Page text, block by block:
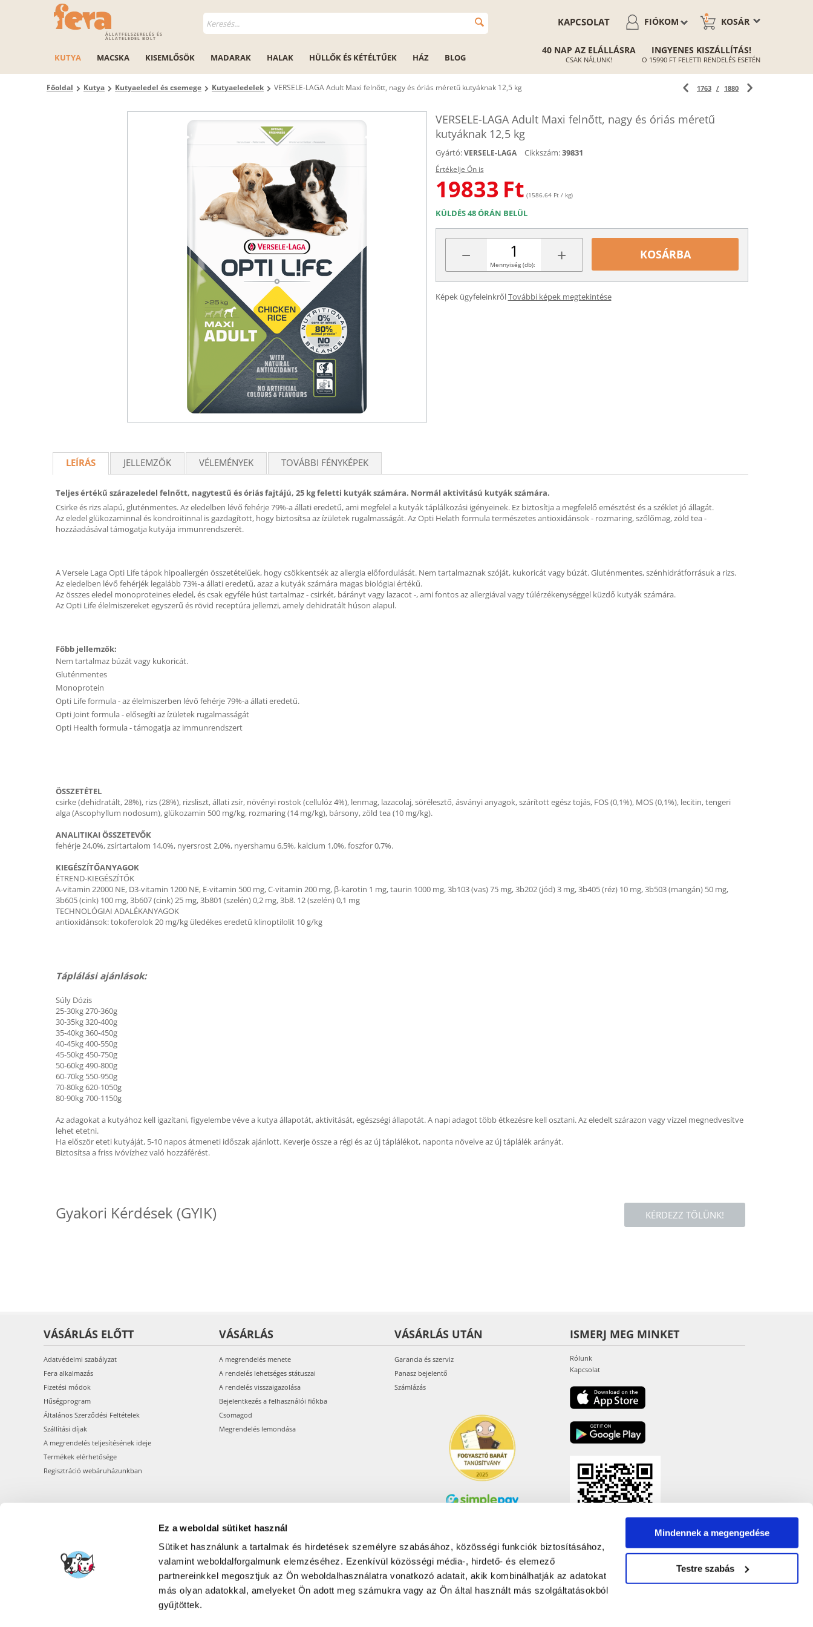
Ez a weboldal sütiket használ
Sütiket használunk a tartalmak és hirdetések személyre szabásához, közösségi funkciók biztosításához,
valamint weboldalforgalmunk elemzéséhez. Ezenkívül közösségi média-, hirdető- és elemező
partnereinkkel megosztjuk az Ön weboldalhasználatra vonatkozó adatait, akik kombinálhatják az adatokat
más olyan adatokkal, amelyeket Ön adott meg számukra vagy az Ön által használt más szolgáltatásokból
gyűjtöttek.
Mindennek a megengedése
Testre szabás
ÁLLATFELSZERELÉS ÉS
ÁLLATELEDEL BOLT
KOSÁR
0
FIÓKOM
KAPCSOLAT
KUTYA MACSKA KISEMLŐSÖK MADARAK HALAK HÜLLŐK ÉS KÉTÉLTŰEK HÁZ BLOG
40 NAP AZ ELÁLLÁSRA
CSAK NÁLUNK!
INGYENES KISZÁLLÍTÁS!
O 15990 FT FELETTI RENDELÉS ESETÉN
Főoldal Kutya Kutyaeledel és csemege Kutyaeledelek VERSELE-LAGA Adult Maxi felnőtt, nagy és óriás méretű kutyáknak 12,5 kg 1763 / 1880
VERSELE-LAGA Adult Maxi felnőtt, nagy és óriás méretű
kutyáknak 12,5 kg
Gyártó: VERSELE-LAGA Cikkszám:39831
Értékelje Ön is
19833 Ft (1586.64 Ft / kg)
KÜLDÉS 48 ÓRÁN BELÜL
− +
Mennyiség (db):
KOSÁRBA
Képek ügyfeleinkrőlTovábbi képek megtekintése
LEÍRÁS JELLEMZŐK VÉLEMÉNYEK TOVÁBBI FÉNYKÉPEK
Teljes értékű szárazeledel felnőtt, nagytestű és óriás fajtájú, 25 kg feletti kutyák számára. Normál aktivitású kutyák számára.
Csirke és rizs alapú, gluténmentes. Az eledelben lévő fehérje 79%-a állati eredetű, ami megfelel a kutyák táplálkozási igényeinek. Ez biztosítja a megfelelő emésztést és a széklet jó állagát.
Az eledel glükozaminnal és kondroitinnal is gazdagított, hogy biztosítsa az ízületek rugalmasságát. Az Opti Helath formula természetes antioxidánsok - rozmaring, szőlőmag, zöld tea -
hozzáadásával támogatja kutyája immunrendszerét.
A Versele Laga Opti Life tápok hipoallergén összetételűek, hogy csökkentsék az allergia előfordulását. Nem tartalmaznak szóját, kukoricát vagy búzát. Gluténmentes, szénhidrátforrásuk a rizs.
Az eledelben lévő fehérjék legalább 73%-a állati eredetű, azaz a kutyák számára magas biológiai értékű.
Az összes eledel monoproteines eledel, és csak egyféle húst tartalmaz - csirkét, bárányt vagy lazacot -, ami fontos az allergiával vagy túlérzékenységgel küzdő kutyák számára.
Az Opti Life élelmiszereket egyszerű és rövid receptúra jellemzi, amely dehidratált húson alapul.
Főbb jellemzők:
Nem tartalmaz búzát vagy kukoricát.
Gluténmentes
Monoprotein
Opti Life formula - az élelmiszerben lévő fehérje 79%-a állati eredetű.
Opti Joint formula - elősegíti az ízületek rugalmasságát
Opti Health formula - támogatja az immunrendszert
ÖSSZETÉTEL
csirke (dehidratált, 28%), rizs (28%), rizsliszt, állati zsír, növényi rostok (cellulóz 4%), lenmag, lazacolaj, sörélesztő, ásványi anyagok, szárított egész tojás, FOS (0,1%), MOS (0,1%), lecitin, tengeri
alga (Ascophyllum nodosum), glükozamin 500 mg/kg, rozmaring (14 mg/kg), bársony, zöld tea (10 mg/kg).
ANALITIKAI ÖSSZETEVŐK
fehérje 24,0%, zsírtartalom 14,0%, nyersrost 2,0%, nyershamu 6,5%, kalcium 1,0%, foszfor 0,7%.
KIEGÉSZÍTŐANYAGOK
ÉTREND-KIEGÉSZÍTŐK
A-vitamin 22000 NE, D3-vitamin 1200 NE, E-vitamin 500 mg, C-vitamin 200 mg, β-karotin 1 mg, taurin 1000 mg, 3b103 (vas) 75 mg, 3b202 (jód) 3 mg, 3b405 (réz) 10 mg, 3b503 (mangán) 50 mg,
3b605 (cink) 100 mg, 3b607 (cink) 25 mg, 3b801 (szelén) 0,2 mg, 3b8. 12 (szelén) 0,1 mg
TECHNOLÓGIAI ADALÉKANYAGOK
antioxidánsok: tokoferolok 20 mg/kg üledékes eredetű klinoptilolit 10 g/kg
Táplálási ajánlások:
Súly Dózis
25-30kg 270-360g
30-35kg 320-400g
35-40kg 360-450g
40-45kg 400-550g
45-50kg 450-750g
50-60kg 490-800g
60-70kg 550-950g
70-80kg 620-1050g
80-90kg 700-1150g
Az adagokat a kutyához kell igazítani, figyelembe véve a kutya állapotát, aktivitását, egészségi állapotát. A napi adagot több étkezésre kell osztani. Az eledelt szárazon vagy vízzel megnedvesítve
lehet etetni.
Ha először eteti kutyáját, 5-10 napos átmeneti időszak ajánlott. Keverje össze a régi és az új táplálékot, naponta növelve az új táplálék arányát.
Biztosítsa a friss ivóvízhez való hozzáférést.
KÉRDEZZ TŐLÜNK!
Gyakori Kérdések (GYIK)
VÁSÁRLÁS ELŐTT
Adatvédelmi szabályzat
Fera alkalmazás
Fizetési módok
Hűségprogram
Általános Szerződési Feltételek
Szállítási díjak
A megrendelés teljesítésének ideje
Termékek elérhetősége
Regisztráció webáruházunkban
VÁSÁRLÁS
A megrendelés menete
A rendelés lehetséges státuszai
A rendelés visszaigazolása
Bejelentkezés a felhasználói fiókba
Csomagod
Megrendelés lemondása
VÁSÁRLÁS UTÁN
Garancia és szerviz
Panasz bejelentő
Számlázás
Olcsóbbat.hu – Spórolni
tudni kell
ISMERJ MEG MINKET
Rólunk
Kapcsolat